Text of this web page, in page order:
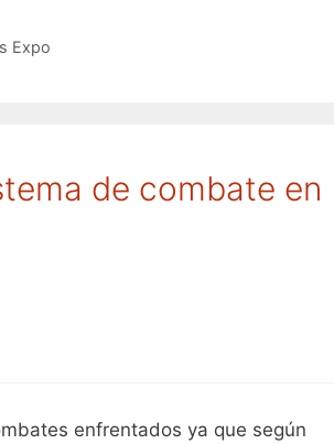
Expo
de combate en
enfrentados ya que según